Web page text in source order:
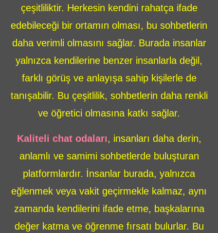
çeşitliliktir. Herkesin kendini rahatça ifade
edebileceği bir ortamın olması, bu sohbetlerin
daha verimli olmasını sağlar. Burada insanlar
yalnızca kendilerine benzer insanlarla değil,
farklı görüş ve anlayışa sahip kişilerle de
tanışabilir. Bu çeşitlilik, sohbetlerin daha renkli
ve öğretici olmasına katkı sağlar.
Kaliteli chat odaları, insanları daha derin,
anlamlı ve samimi sohbetlerde buluşturan
platformlardır. İnsanlar burada, yalnızca
eğlenmek veya vakit geçirmekle kalmaz, aynı
zamanda kendilerini ifade etme, başkalarına
değer katma ve öğrenme fırsatı bulurlar. Bu